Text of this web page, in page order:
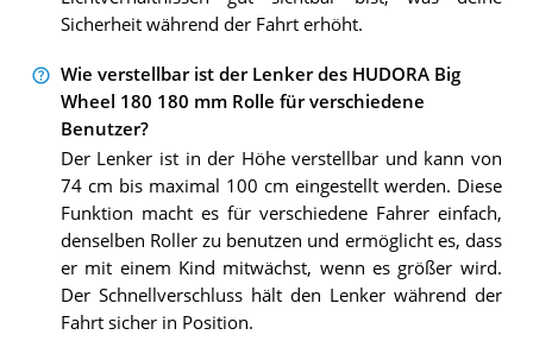
Sicherheit während der Fahrt erhöht.
Wie verstellbar ist der Lenker des HUDORA Big
Wheel 180 180 mm Rolle für verschiedene
Benutzer?
Der Lenker ist in der Höhe verstellbar und kann von
74 cm bis maximal 100 cm eingestellt werden. Diese
Funktion macht es für verschiedene Fahrer einfach,
denselben Roller zu benutzen und ermöglicht es, dass
er mit einem Kind mitwächst, wenn es größer wird.
Der Schnellverschluss hält den Lenker während der
Fahrt sicher in Position.